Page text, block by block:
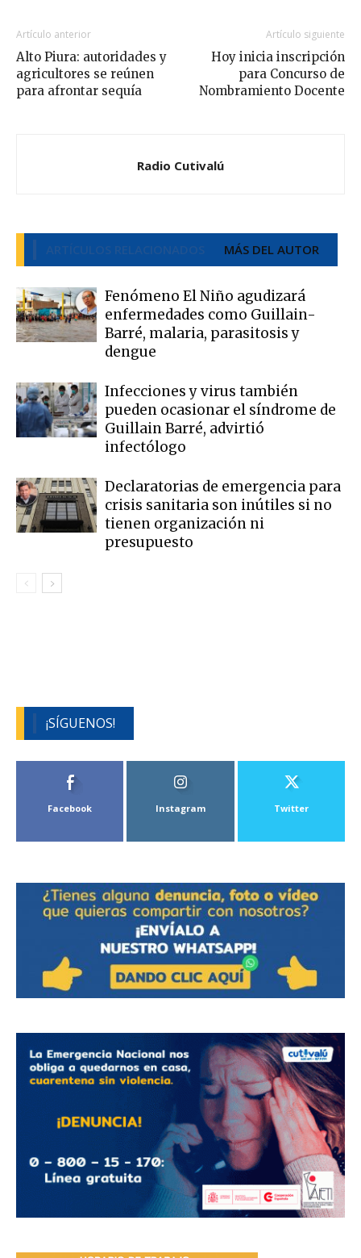
Artículo anterior
Alto Piura: autoridades y
agricultores se reúnen
para afrontar sequía
Artículo siguiente
Hoy inicia inscripción
para Concurso de
Nombramiento Docente
Radio Cutivalú
ARTÍCULOS RELACIONADOS MÁS DEL AUTOR
Fenómeno El Niño agudizará
enfermedades como Guillain-
Barré, malaria, parasitosis y
dengue
Infecciones y virus también
pueden ocasionar el síndrome de
Guillain Barré, advirtió
infectólogo
Declaratorias de emergencia para
crisis sanitaria son inútiles si no
tienen organización ni
presupuesto
¡SÍGUENOS!